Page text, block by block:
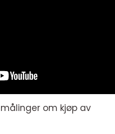
om kjøp av